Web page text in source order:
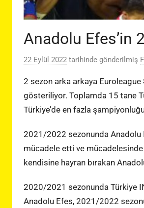
Anadolu Efes’in
22 Eylül 2022 tarihinde gönderilmiş
2 sezon arka arkaya Euroleague
gösteriliyor. Toplamda 15 tane
Türkiye’de en fazla
2021/2022 sezonunda Anadolu
mücadele etti ve
kendisine hayran bırakan
2020/2021 sezonunda Türkiye
Anadolu Efes, 2021/2022